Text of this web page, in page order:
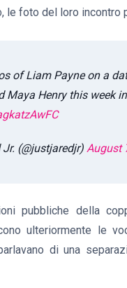
le foto del loro incontro
of Liam Payne on a
Maya Henry this week
(@justjaredjr) August
pubbliche della
ulteriormente le
di una